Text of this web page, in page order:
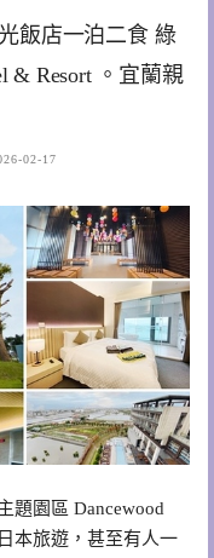
飯店一泊二食 綠
& Resort 。宜蘭親
02-17
題園區 Dancewood
本旅遊，甚至有人一